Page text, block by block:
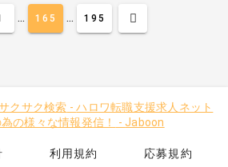
... 165 ... 195
クサク検索 -ハロワ転職支援求人ネット
の様々な情報発信！
- Jaboon
利用規約 応募規約